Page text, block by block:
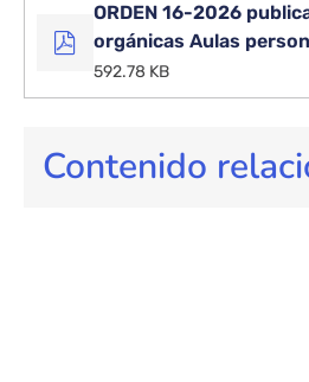
ORDEN 16-2026
orgánicas Aulas
592.78 KB
Contenido